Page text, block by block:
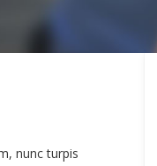
nunc turpis